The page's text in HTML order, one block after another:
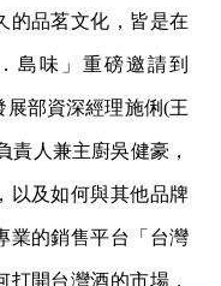
的品茗文化，皆是在
島味」重磅邀請到
展部資深經理施俐(王
責人兼主廚吳健豪，
以及如何與其他品牌
業的銷售平台「台灣
開台灣酒的市場，